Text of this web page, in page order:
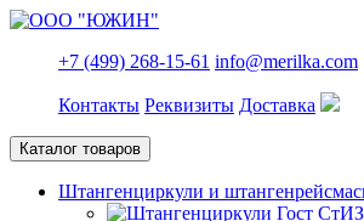
+7 (499) 268-15-61 info@merilka.com
Контакты Реквизиты Доставка
Каталог товаров
Штангенциркули и